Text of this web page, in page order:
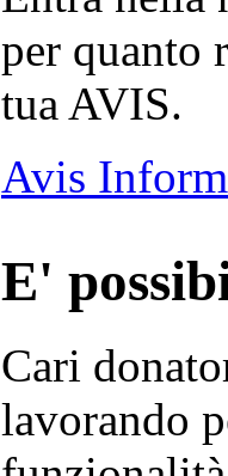
per quanto
tua AVIS.
Avis
E'
Cari
lavorando